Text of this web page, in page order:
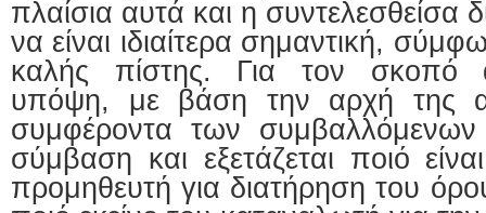
πλαίσια αυτά και η συντελεσθείσα
να είναι ιδιαίτερα σημαντική,
καλής πίστης. Για τον σκοπό
υπόψη, με βάση την αρχή της
συμφέροντα των συμβαλλόμενων
σύμβαση και εξετάζεται ποιό
προμηθευτή για διατήρηση του